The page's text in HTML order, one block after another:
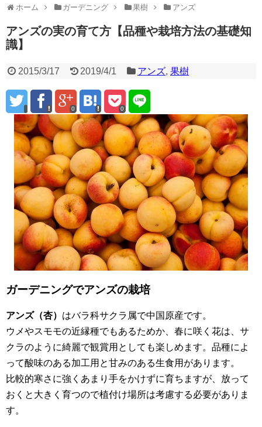
ホーム ガーデニング 果樹 アンズ
アンズの実の育て方【品種や栽培方法の基礎知
識】
2015/3/17 2019/4/1 アンズ,果樹
0 0
ガーデニングでアンズの栽培
アンズ（杏） はバラ科サクラ属で中国原産です。
ウメやスモモの近縁種でもあるためか、春に咲く花は、サ
クラのように綺麗で観賞用としても楽しめます。品種によ
って酸味のある加工用と甘みのある生食用があります。
比較的寒さに強くあまり手をかけずに育ちますが、放って
おくと大きく育つので植付け場所は考慮する必要がありま
す。